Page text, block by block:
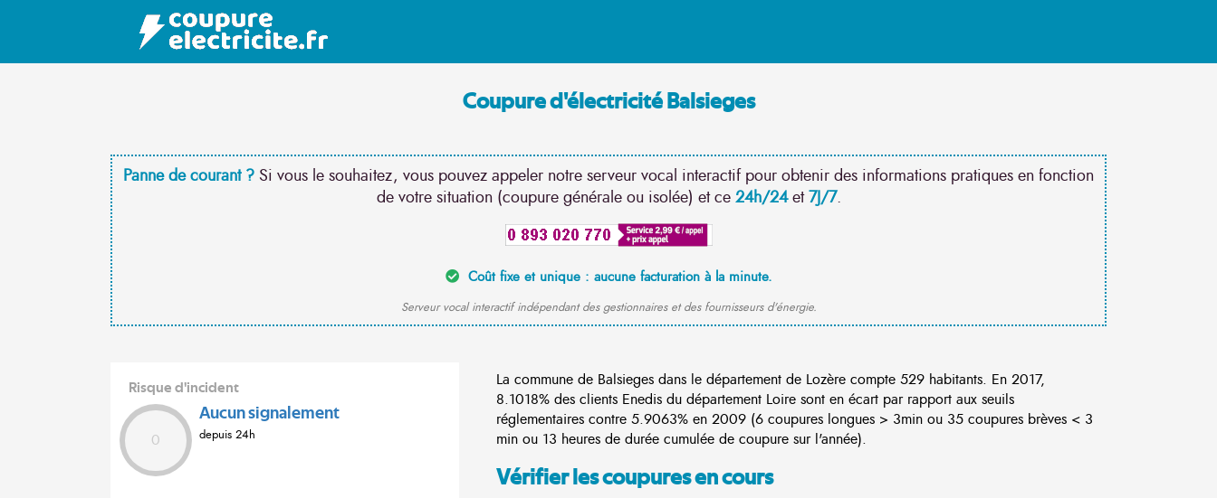
Coupure d'électricité Balsieges
Panne de courant ? Si vous le souhaitez, vous pouvez appeler notre serveur vocal interactif pour obtenir des informations pratiques en fonction
de votre situation (coupure générale ou isolée) et ce 24h/24et7J/7.
Coût fixe et unique : aucune facturation à la minute.
Serveur vocal interactif indépendant des gestionnaires et des fournisseurs d'énergie.
Risque d'incident
0
Aucun signalement
depuis 24h
La commune de Balsieges dans le département de Lozère compte 529 habitants. En 2017,
8.1018% des clients Enedis du département Loire sont en écart par rapport aux seuils
réglementaires contre 5.9063% en 2009 (6 coupures longues > 3min ou 35 coupures brèves < 3
min ou 13 heures de durée cumulée de coupure sur l'année).
Vérifier les coupures en cours